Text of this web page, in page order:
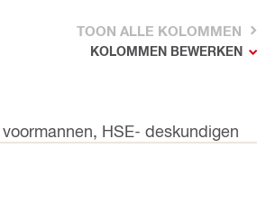
TOON ALLE KOLOMMEN
KOLOMMEN BEWERKEN
HSE- deskundigen